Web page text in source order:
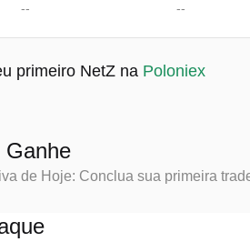
-- --
primeiro NetZ na Poloniex
Ganhe
de Hoje: Conclua sua primeira